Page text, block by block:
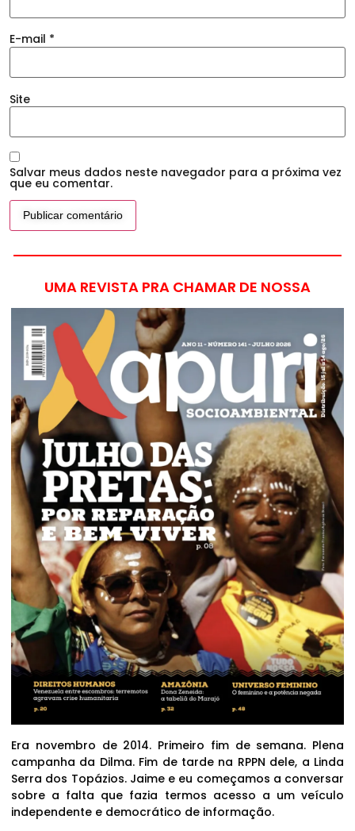
E-mail *
Site
Salvar meus dados neste navegador para a próxima vez
que eu comentar.
UMA REVISTA PRA CHAMAR DE NOSSA
Era novembro de 2014. Primeiro fim de semana. Plena
campanha da Dilma. Fim de tarde na RPPN dele, a Linda
Serra dos Topázios. Jaime e eu começamos a conversar
sobre a falta que fazia termos acesso a um veículo
independente e democrático de informação.